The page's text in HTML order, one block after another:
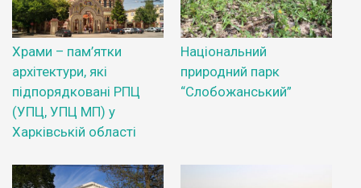
Храми – пам’ятки
архітектури, які
підпорядковані РПЦ
(УПЦ, УПЦ МП) у
Харківській області
Національний
природний парк
“Слобожанський”